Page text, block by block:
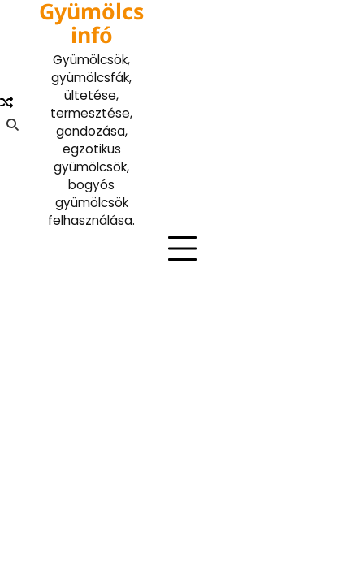
Gyümölcs
infó
Gyümölcsök,
gyümölcsfák,
ültetése,
termesztése,
gondozása,
egzotikus
gyümölcsök,
bogyós
gyümölcsök
felhasználása.